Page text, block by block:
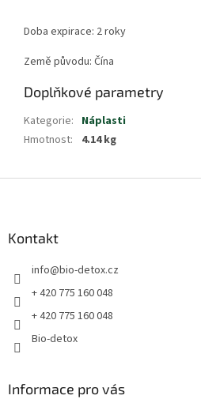
Doba expirace: 2 roky
Země původu: Čína
Doplňkové parametry
Kategorie: Náplasti
Hmotnost: 4.14 kg
Kontakt
info@bio-detox.cz
+ 420 775 160 048
+ 420 775 160 048
Bio-detox
Informace pro vás